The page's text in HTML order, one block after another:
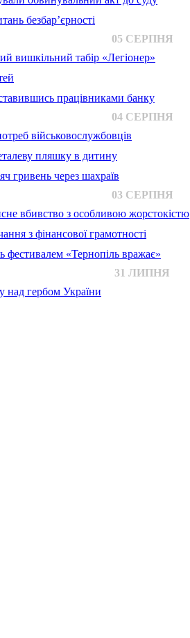
безбар’єрності
05 СЕРПНЯ
вишкільний табір «Легіонер»
працівниками банку
04 СЕРПНЯ
військовослужбовців
пляшку в дитину
гривень через шахраїв
03 СЕРПНЯ
вбивство з особливою жорстокістю
з фінансової грамотності
фестивалем «Тернопіль вражає»
31 ЛИПНЯ
над гербом України